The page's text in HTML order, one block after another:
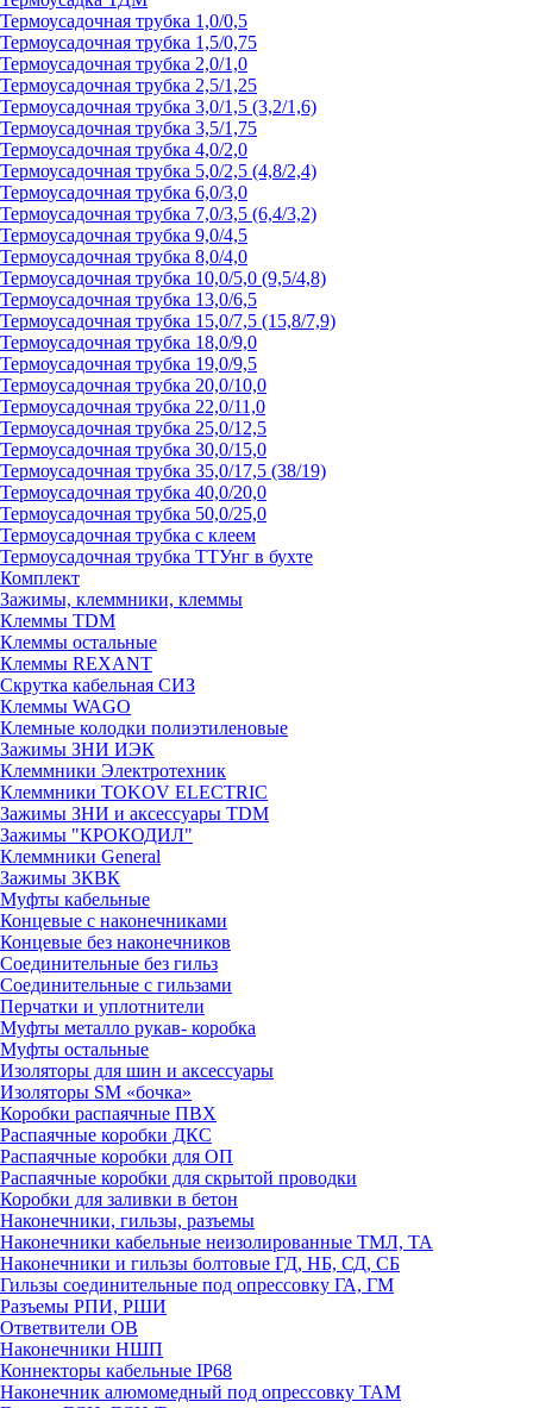
Термоусадочная трубка 1,0/0,5
Термоусадочная трубка 1,5/0,75
Термоусадочная трубка 2,0/1,0
Термоусадочная трубка 2,5/1,25
Термоусадочная трубка 3,0/1,5 (3,2/1,6)
Термоусадочная трубка 3,5/1,75
Термоусадочная трубка 4,0/2,0
Термоусадочная трубка 5,0/2,5 (4,8/2,4)
Термоусадочная трубка 6,0/3,0
Термоусадочная трубка 7,0/3,5 (6,4/3,2)
Термоусадочная трубка 9,0/4,5
Термоусадочная трубка 8,0/4,0
Термоусадочная трубка 10,0/5,0 (9,5/4,8)
Термоусадочная трубка 13,0/6,5
Термоусадочная трубка 15,0/7,5 (15,8/7,9)
Термоусадочная трубка 18,0/9,0
Термоусадочная трубка 19,0/9,5
Термоусадочная трубка 20,0/10,0
Термоусадочная трубка 22,0/11,0
Термоусадочная трубка 25,0/12,5
Термоусадочная трубка 30,0/15,0
Термоусадочная трубка 35,0/17,5 (38/19)
Термоусадочная трубка 40,0/20,0
Термоусадочная трубка 50,0/25,0
Термоусадочная трубка с клеем
Термоусадочная трубка ТТУнг в бухте
Комплект
Зажимы, клеммники, клеммы
Клеммы TDM
Клеммы остальные
Клеммы REXANT
Скрутка кабельная СИЗ
Клеммы WAGO
Клемные колодки полиэтиленовые
Зажимы ЗНИ ИЭК
Клеммники Электротехник
Клеммники TOKOV ELECTRIC
Зажимы ЗНИ и аксессуары TDM
Зажимы "КРОКОДИЛ"
Клеммники General
Зажимы 3КВК
Муфты кабельные
Концевые с наконечниками
Концевые без наконечников
Соединительные без гильз
Соединительные с гильзами
Перчатки и уплотнители
Муфты металло рукав- коробка
Муфты остальные
Изоляторы для шин и аксессуары
Изоляторы SM «бочка»
Коробки распаячные ПВХ
Распаячные коробки ДКС
Распаячные коробки для ОП
Распаячные коробки для скрытой проводки
Коробки для заливки в бетон
Наконечники, гильзы, разъемы
Наконечники кабельные неизолированные ТМЛ, ТА
Наконечники и гильзы болтовые ГД, НБ, СД, СБ
Гильзы соединительные под опрессовку ГА, ГМ
Разъемы РПИ, РШИ
Ответвители ОВ
Наконечники НШП
Коннекторы кабельные IP68
Наконечник алюмомедный под опрессовку ТАМ